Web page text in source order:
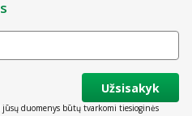
Užsisakyk
jūsų duomenys būtų tvarkomi tiesioginės